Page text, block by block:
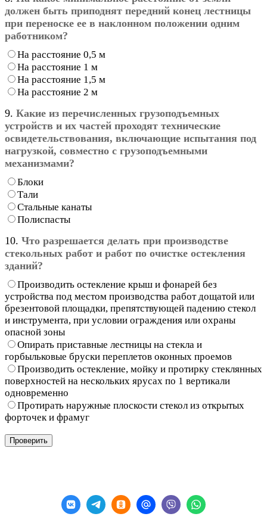
должен быть приподнят передний конец лестницы
при переноске ее в наклонном положении одним
работником?
На расстояние 0,5 м
На расстояние 1 м
На расстояние 1,5 м
На расстояние 2 м
9. Какие из перечисленных грузоподъемных
устройств и их частей проходят технические
освидетельствования, включающие испытания под
нагрузкой, совместно с грузоподъемными
механизмами?
Блоки
Тали
Стальные канаты
Полиспасты
10. Что разрешается делать при производстве
стекольных работ и работ по очистке остекления
зданий?
Производить остекление крыш и фонарей без
устройства под местом производства работ дощатой или
брезентовой площадки, препятствующей падению стекол
и инструмента, при условии ограждения или охраны
опасной зоны
Опирать приставные лестницы на стекла и
горбыльковые бруски переплетов оконных проемов
Производить остекление, мойку и протирку стеклянных
поверхностей на нескольких ярусах по 1 вертикали
одновременно
Протирать наружные плоскости стекол из открытых
форточек и фрамуг